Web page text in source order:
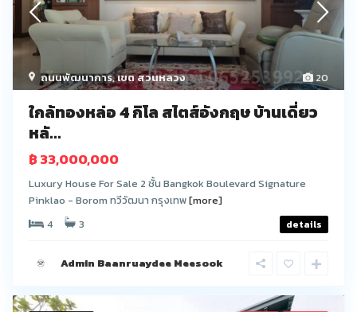
20
ถนนพัฒนาการ,เขต สวนหลวง
ใกล้ทองหล่อ 4 กิโล สไตส์อังกฤษ บ้านเดี่ยว
หลั...
฿ 33,000,000
Luxury House For Sale 2 ชั้น Bangkok Boulevard Signature
Pinklao - Borom ทวีวัฒนา กรุงเทพ[more]
4
3 details
Admin Baanruaydee Meesook